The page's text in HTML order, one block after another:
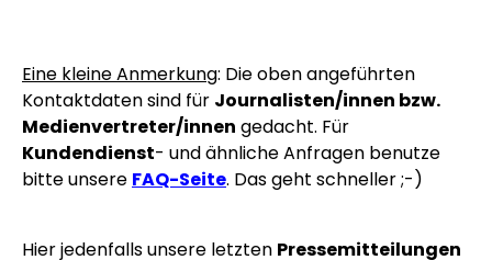
Eine kleine Anmerkung: Die oben angeführten
Kontaktdaten sind für Journalisten/innen bzw.
Medienvertreter/innen gedacht. Für
Kundendienst- und ähnliche Anfragen benutze
bitte unsere FAQ-Seite. Das geht schneller ;-)
Hier jedenfalls unsere letzten Pressemitteilungen